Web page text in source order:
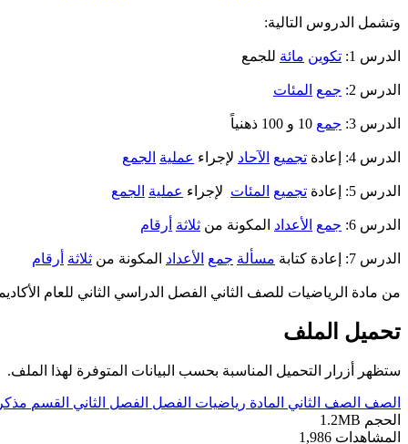
وتشمل الدروس التالية:
الدرس 1: تكوين مائة للجمع
الدرس 2: جمع المئات
الدرس 3: جمع
الدرس 4: إعادة تجميع الآحاد لإجراء عملية الجمع
الدرس 5: إعادة تجميع المئات لإجراء عملية الجمع
الدرس 6: جمع الأعداد المكونة من ثلاثة أرقام
الدرس 7: إعادة كتابة مسألة جمع الأعداد المكونة من ثلاثة أرقام
من مادة الرياضيات للصف الثاني الفصل الدراسي الثاني للعام الأكاديمي 2024-
تحميل الملف
ستظهر أزرار التحميل المناسبة بحسب البيانات المتوفرة لهذا الملف.
الصف الصف الثاني المادة رياضيات الفصل الفصل الثاني القسم
الحجم 1.2MB
المشاهدات 1,986